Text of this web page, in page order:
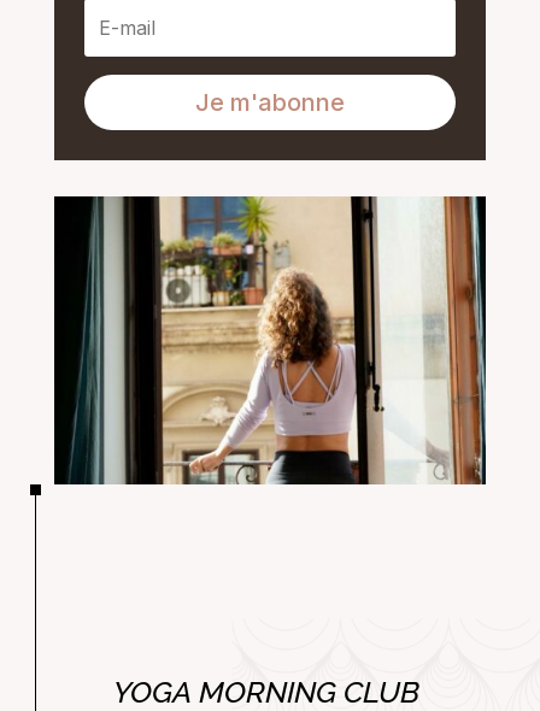
Je m'abonne
YOGA MORNING CLUB